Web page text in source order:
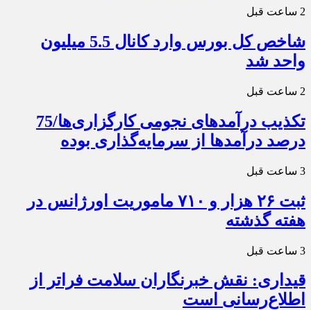
2 ساعت قبل
شاخص کل بورس وارد کانال 5.5 میلیون
واحد شد
2 ساعت قبل
تکذیب درآمدهای نجومی کارگزاری‌ها/75
درصد درآمدها از سرمایه‌گذاری بوده
3 ساعت قبل
ثبت ۲۶ هزار و ۷۱۰ ماموریت اورژانس در
هفته گذشته
3 ساعت قبل
قیداری: نقش خبرنگاران سلامت فراتر از
اطلاع‌رسانی است